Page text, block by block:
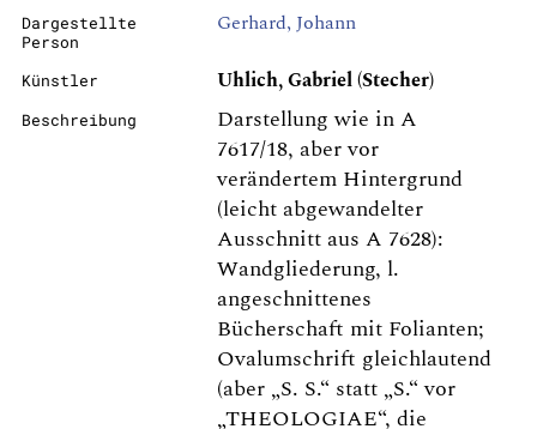
Dargestellte
Person
Gerhard, Johann
Künstler Uhlich, Gabriel (Stecher)
Beschreibung
Darstellung wie in A
7617/18, aber vor
verändertem Hintergrund
(leicht abgewandelter
Ausschnitt aus A 7628):
Wandgliederung, l.
angeschnittenes
Bücherschaft mit Folianten;
Ovalumschrift gleichlautend
(aber „S. S.“ statt „S.“ vor
„THEOLOGIAE“, die